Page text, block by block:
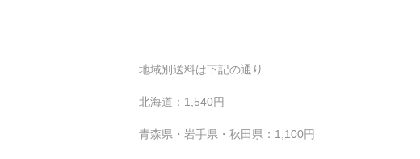
地域別送料は下記の通り
北海道：1,540円
青森県・岩手県・秋田県：1,100円